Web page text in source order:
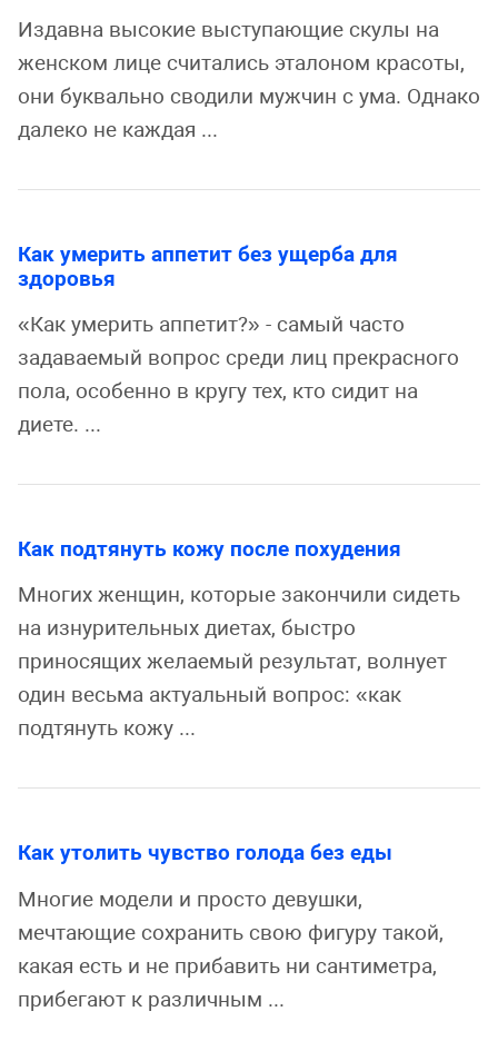
Издавна высокие выступающие скулы на
женском лице считались эталоном красоты,
они буквально сводили мужчин с ума. Однако
далеко не каждая ...
Как умерить аппетит без ущерба для
здоровья
«Как умерить аппетит?» - самый часто
задаваемый вопрос среди лиц прекрасного
пола, особенно в кругу тех, кто сидит на
диете. ...
Как подтянуть кожу после похудения
Многих женщин, которые закончили сидеть
на изнурительных диетах, быстро
приносящих желаемый результат, волнует
один весьма актуальный вопрос: «как
подтянуть кожу ...
Как утолить чувство голода без еды
Многие модели и просто девушки,
мечтающие сохранить свою фигуру такой,
какая есть и не прибавить ни сантиметра,
прибегают к различным ...